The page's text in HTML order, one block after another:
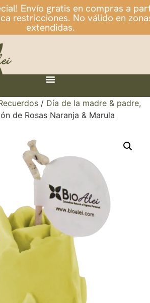
Envío gratis en compras a
restricciones. No válido en
extendidas.
/ Día de la madre & padre,
de Rosas Naranja & Marula